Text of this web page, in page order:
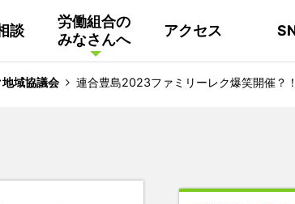
44の構成組織
談
労働組合の
みなさんへ
地域活動
アクセス
東部ブロック
YouTube
域協議会 連合豊島2023ファミリーレク爆笑開催？！